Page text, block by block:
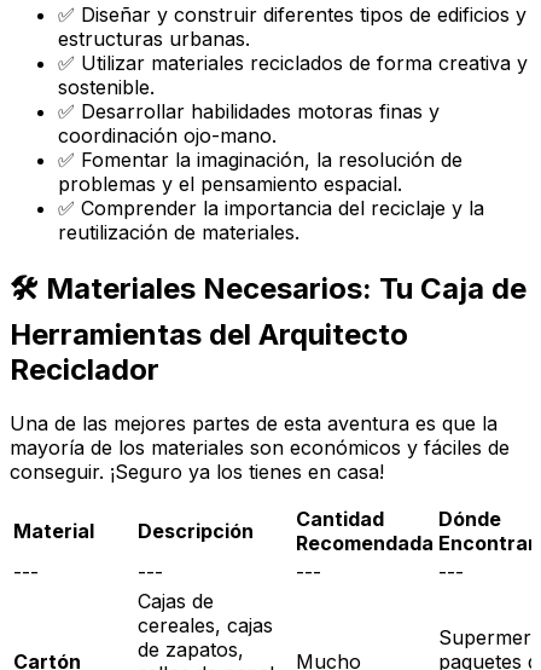
✅ Diseñar y construir diferentes tipos de edificios y
estructuras urbanas.
✅ Utilizar materiales reciclados de forma creativa y
sostenible.
✅ Desarrollar habilidades motoras finas y
coordinación ojo-mano.
✅ Fomentar la imaginación, la resolución de
problemas y el pensamiento espacial.
✅ Comprender la importancia del reciclaje y la
reutilización de materiales.
🛠️ Materiales Necesarios: Tu Caja de
Herramientas del Arquitecto
Reciclador
Una de las mejores partes de esta aventura es que la
mayoría de los materiales son económicos y fáciles de
conseguir. ¡Seguro ya los tienes en casa!
Material Descripción
Cantidad
Recomendada
Dónde
---
--- --- ---
Cartón
Cajas de
cereales, cajas
de zapatos,
Mucho
paquetes